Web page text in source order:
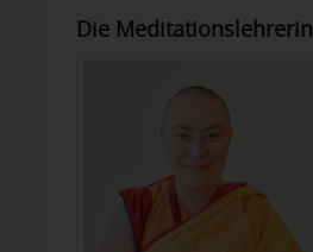
Die Meditationslehrerin